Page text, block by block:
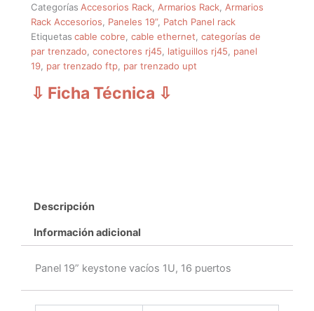
Categorías Accesorios Rack Armarios Rack Armarios
Rack Accesorios
Paneles 19”, Patch Panel rack
Etiquetas cable cobre ,cable ethernet ,categorías de
par trenzado ,conectores rj45 latiguillos rj45
panel
19 par trenzado ftp par trenzado upt
⇩ Ficha Técnica ⇩
Descripción
Información adicional
Panel 19” keystone vacíos 1U, 16 puertos